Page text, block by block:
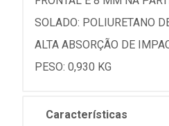
SOLADO: POLIURETANO
ALTA ABSORÇÃO DE
PESO: 0,930 KG
Características